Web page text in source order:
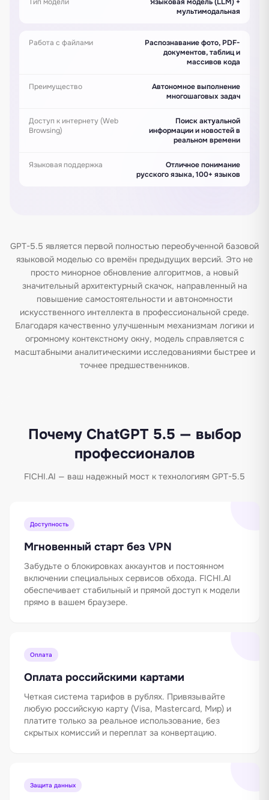
мультимодальная
Работа с файлами
Распознавание фото, PDF-
документов, таблиц и
массивов кода
Преимущество
Автономное выполнение
многошаговых задач
Доступ к интернету (Web
Browsing)
Поиск актуальной
информации и новостей в
реальном времени
Языковая поддержка
Отличное понимание
русского языка, 100+ языков
GPT-5.5 является первой полностью переобученной базовой
языковой моделью со времён предыдущих версий. Это не
просто минорное обновление алгоритмов, а новый
значительный архитектурный скачок, направленный на
повышение самостоятельности и автономности
искусственного интеллекта в профессиональной среде.
Благодаря качественно улучшенным механизмам логики и
огромному контекстному окну, модель справляется с
масштабными аналитическими исследованиями быстрее и
точнее предшественников.
Почему ChatGPT 5.5 — выбор
профессионалов
FICHI.AI — ваш надежный мост к технологиям GPT-5.5
Доступность
Мгновенный старт без VPN
Забудьте о блокировках аккаунтов и постоянном
включении специальных сервисов обхода. FICHI.AI
обеспечивает стабильный и прямой доступ к модели
прямо в вашем браузере.
Оплата
Оплата российскими картами
Четкая система тарифов в рублях. Привязывайте
любую российскую карту (Visa, Mastercard, Мир) и
платите только за реальное использование, без
скрытых комиссий и переплат за конвертацию.
Защита данных